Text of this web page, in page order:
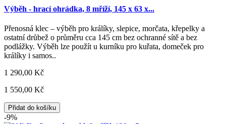
Výběh - hrací ohrádka, 8 mříží, 145 x 63 x...
Přenosná klec – výběh pro králíky, slepice, morčata, křepelky a
ostatní drůbež o průměru cca 145 cm bez ochranné sítě a bez
podlážky. Výběh lze použít u kurníku pro kuřata, domeček pro
králíky i samos..
1 290,00 Kč
1 550,00 Kč
Přidat do košíku
-9%